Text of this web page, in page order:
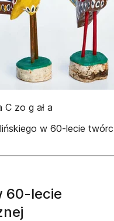
zo g ał a
w 60-lecie
60-lecie